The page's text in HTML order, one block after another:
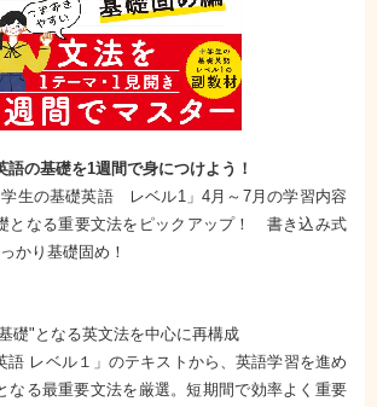
の基礎を1週間で身につけよう！
生の基礎英語 レベル1」4月～7月の学習内容
となる重要文法をピックアップ！ 書き込み式
かり基礎固め！
礎"となる英文法を中心に再構成
語 レベル１」のテキストから、英語学習を進め
なる最重要文法を厳選。短期間で効率よく重要